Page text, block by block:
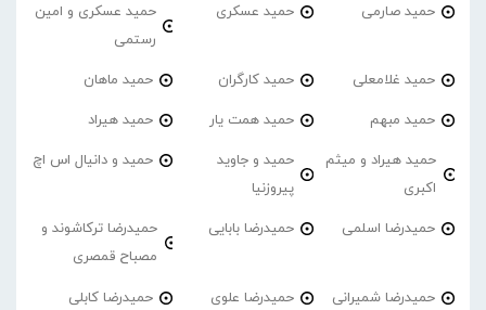
حمید صارمی حمید عسکری
حمید عسکری و امین
رستمی
حمید غلامعلی حمید کارگران حمید ماهان
حمید مبهم حمید همت یار حمید هیراد
حمید هیراد و میثم
اکبری
حمید و جاوید
پیروزنیا
حمید و دانیال اس اچ
حمیدرضا اسلمی حمیدرضا بابایی
حمیدرضا ترکاشوند و
مصباح قمصری
حمیدرضا شمیرانی حمیدرضا علوی حمیدرضا کابلی